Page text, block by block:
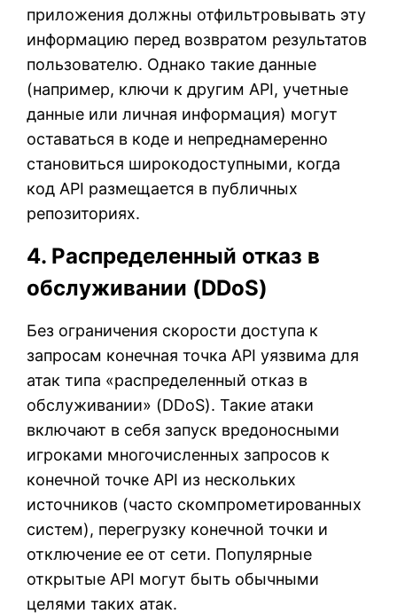
приложения должны отфильтровывать эту
информацию перед возвратом результатов
пользователю. Однако такие данные
(например, ключи к другим API, учетные
данные или личная информация) могут
оставаться в коде и непреднамеренно
становиться широкодоступными, когда
код API размещается в публичных
репозиториях.
4. Распределенный отказ в
обслуживании (DDoS)
Без ограничения скорости доступа к
запросам конечная точка API уязвима для
атак типа «распределенный отказ в
обслуживании» (DDoS). Такие атаки
включают в себя запуск вредоносными
игроками многочисленных запросов к
конечной точке API из нескольких
источников (часто скомпрометированных
систем), перегрузку конечной точки и
отключение ее от сети. Популярные
открытые API могут быть обычными
целями таких атак.